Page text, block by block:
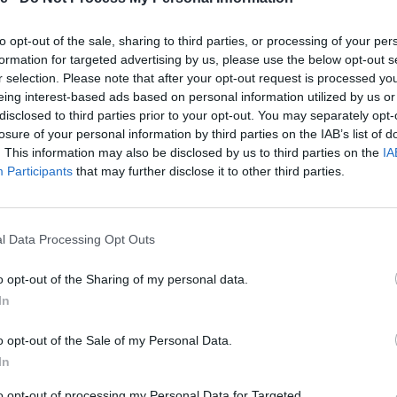
opt-out of the sale, sharing to third parties, or processing of your
for targeted advertising by us, please use the below opt-out
selection. Please note that after your opt-out request is processed
interest-based ads based on personal information utilized by us
to third parties prior to your opt-out. You may separately
of your personal information by third parties on the IAB’s list of
This information may also be disclosed by us to third parties on the
Participants that may further disclose it to other third parties.
Data Processing Opt Outs
opt-out of the Sharing of my personal data.
opt-out of the Sale of my Personal Data.
με ένα μετάλλιο και ένα ατομικό
την μέγιστη δυνατή επίδοση», συμπλήρωσε.
με τη Σίλα Γέροντα.
που έχει φτιάξει ο καιρός είναι πιο εύκολα τα
είπε αρχικά ο 19χρονος.
περισσότερη όρεξη να συγκεντρωθώ στην
των σχολικών του υποχρεώσεων.
αθλητισμού στο Παναθηναϊκό Στάδιο (vid)
Εμμανουήλ Καράλης και Νικόλ
στάδια!